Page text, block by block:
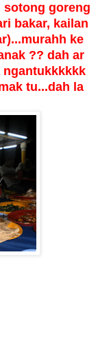
sotong goreng
bakar, kailan
ke
?? dah ar
ngantukkkkkk
tu...dah la